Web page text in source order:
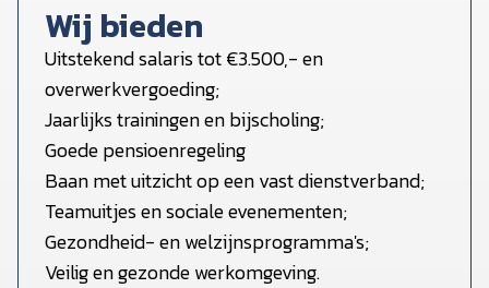
Wij bieden
Uitstekend salaris tot €3.500,- en
overwerkvergoeding;
Jaarlijks trainingen en bijscholing;
Goede pensioenregeling
Baan met uitzicht op een vast dienstverband;
Teamuitjes en sociale evenementen;
Gezondheid- en welzijnsprogramma's;
Veilig en gezonde werkomgeving.